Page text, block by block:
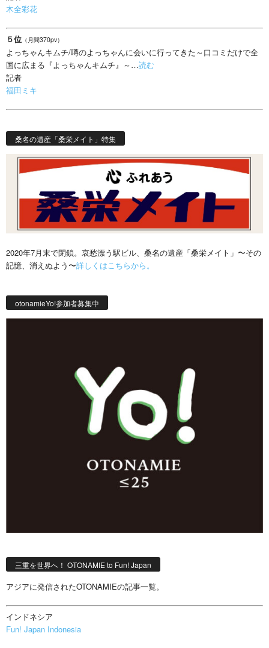
木全彩花
５位 （月間370pv）
よっちゃんキムチ/噂のよっちゃんに会いに行ってきた～口コミだけで全
国に広まる『よっちゃんキムチ』～…読む
記者
福田ミキ
桑名の遺産「桑栄メイト」特集
2020年7月末で閉鎖。哀愁漂う駅ビル、桑名の遺産「桑栄メイト」〜その
記憶、消えぬよう〜詳しくはこちらから。
otonamieYo!参加者募集中
三重を世界へ！ OTONAMIE to Fun! Japan
アジアに発信されたOTONAMIEの記事一覧。
インドネシア
Fun! Japan Indonesia